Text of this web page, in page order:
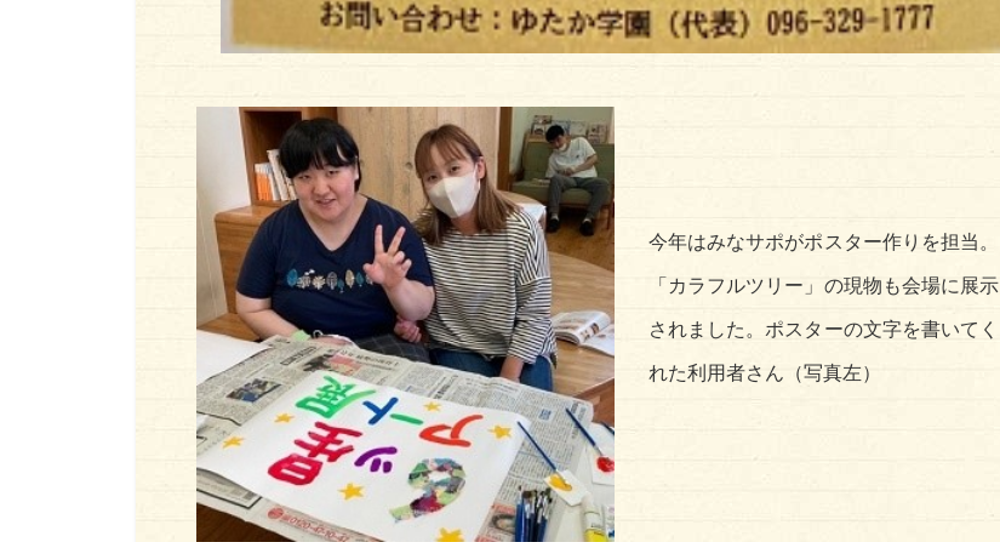
今年はみなサポがポスター作りを担当。
「カラフルツリー」の現物も会場に展示
されました。ポスターの文字を書いてく
れた利用者さん（写真左）